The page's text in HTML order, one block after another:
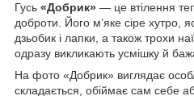
Гусь «Добрик» — це втілення
доброти. Його м’яке сіре хутро,
дзьобик і лапки, а також трохи
одразу викликають усмішку й
На фото «Добрик» виглядає
складається, обіймає сам себе